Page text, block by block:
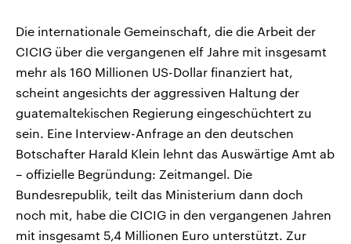
Die internationale Gemeinschaft, die die Arbeit der
CICIG über die vergangenen elf Jahre mit insgesamt
mehr als 160 Millionen US-Dollar finanziert hat,
scheint angesichts der aggressiven Haltung der
guatemaltekischen Regierung eingeschüchtert zu
sein. Eine Interview-Anfrage an den deutschen
Botschafter Harald Klein lehnt das Auswärtige Amt ab
– offizielle Begründung: Zeitmangel. Die
Bundesrepublik, teilt das Ministerium dann doch
noch mit, habe die CICIG in den vergangenen Jahren
mit insgesamt 5,4 Millionen Euro unterstützt. Zur